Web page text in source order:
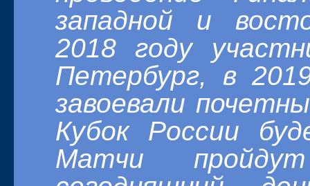
западной и
2018 году
Петербург, в
завоевали
Кубок России
Матчи